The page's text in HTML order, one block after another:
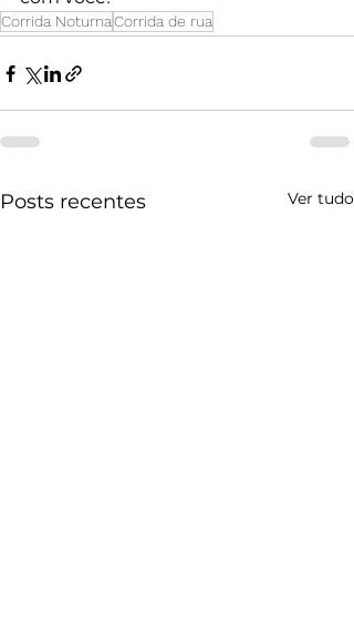
Corrida NoturnaCorrida de rua
Posts recentes Ver tudo